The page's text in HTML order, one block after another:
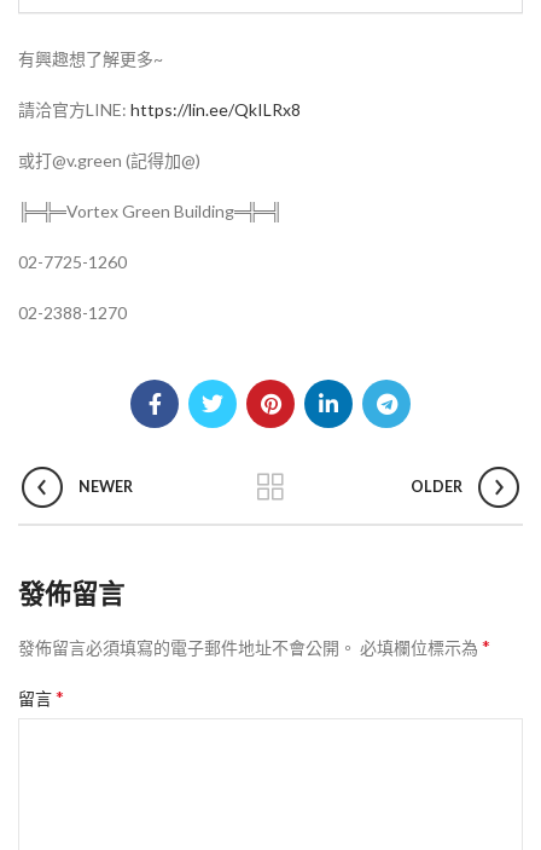
有興趣想了解更多~
請洽官方LINE: https://lin.ee/QkILRx8
或打@v.green (記得加@)
╠═╬═Vortex Green Building═╬═╣
02-7725-1260
02-2388-1270
NEWER OLDER
發佈留言
發佈留言必須填寫的電子郵件地址不會公開。 必填欄位標示為 *
留言*